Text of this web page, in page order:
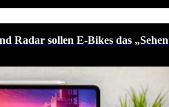
Radar sollen E-Bikes das